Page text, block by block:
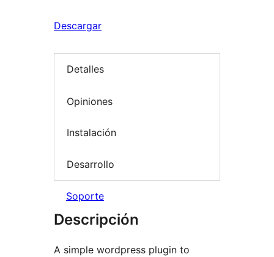
Descargar
Detalles
Opiniones
Instalación
Desarrollo
Soporte
Descripción
A simple wordpress plugin to